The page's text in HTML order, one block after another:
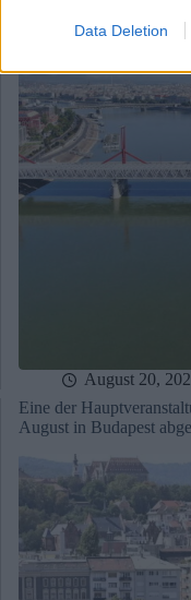
Data Deletion
August 20,
Eine der
August in Budapest